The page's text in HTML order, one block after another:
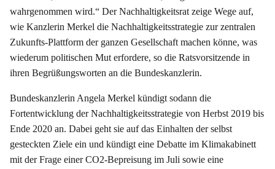
wahrgenommen wird.“ Der Nachhaltigkeitsrat zeige Wege auf,
wie Kanzlerin Merkel die Nachhaltigkeitsstrategie zur zentralen
Zukunfts-Plattform der ganzen Gesellschaft machen könne, was
wiederum politischen Mut erfordere, so die Ratsvorsitzende in
ihren Begrüßungsworten an die Bundeskanzlerin.
Bundeskanzlerin Angela Merkel kündigt sodann die
Fortentwicklung der Nachhaltigkeitsstrategie von Herbst 2019 bis
Ende 2020 an. Dabei geht sie auf das Einhalten der selbst
gesteckten Ziele ein und kündigt eine Debatte im Klimakabinett
mit der Frage einer CO2-Bepreisung im Juli sowie eine